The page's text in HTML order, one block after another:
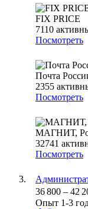
FIX PRICE
7110
Посмотреть
Почта
2355
Посмотреть
МАГНИТ,
32741
Посмотреть
36 800 – 42
Опыт 1-3